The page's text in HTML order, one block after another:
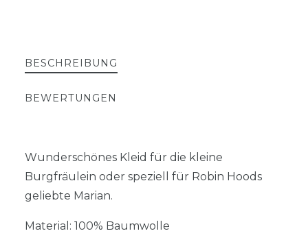
BESCHREIBUNG
BEWERTUNGEN
Wunderschönes Kleid für die kleine
Burgfräulein oder speziell für Robin Hoods
geliebte Marian.
Material: 100% Baumwolle